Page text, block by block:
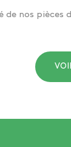
de nos pièces